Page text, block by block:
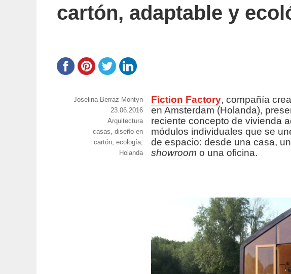
cartón, adaptable y
Fiction Factory, compañía
en Amsterdam (Holanda),
reciente concepto de vivienda
módulos individuales que se
de espacio: desde una casa,
showroom o una oficina.
https://www.experimenta.es/author/joselina-
Joselina Berraz Montyn
Publicado
el
23.06.2016
Categorías
Arquitectura
Etiquetas
casas,diseño en
cartón,ecología,
Holanda